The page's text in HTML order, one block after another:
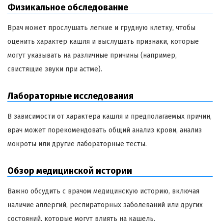
Физикальное обследование
Врач может прослушать легкие и грудную клетку, чтобы
оценить характер кашля и выслушать признаки, которые
могут указывать на различные причины (например,
свистящие звуки при астме).
Лабораторные исследования
В зависимости от характера кашля и предполагаемых причин,
врач может порекомендовать общий анализ крови, анализ
мокроты или другие лабораторные тесты.
Обзор медицинской истории
Важно обсудить с врачом медицинскую историю, включая
наличие аллергий, респираторных заболеваний или других
состояний, которые могут влиять на кашель.